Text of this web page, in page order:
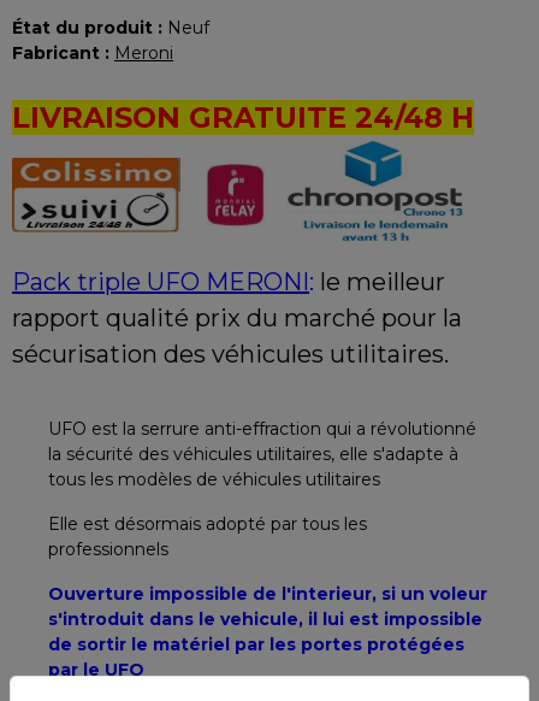
État du produit : Neuf
Fabricant : Meroni
LIVRAISON GRATUITE 24/48 H
Pack triple UFO MERONI: le meilleur
rapport qualité prix du marché pour la
sécurisation des véhicules utilitaires.
UFO est la serrure anti-effraction qui a révolutionné
la sécurité des véhicules utilitaires, elle s'adapte à
tous les modèles de véhicules utilitaires
Elle est désormais adopté par tous les
professionnels
Ouverture impossible de l'interieur, si un voleur
s'introduit dans le vehicule, il lui est impossible
de sortir le matériel par les portes protégées
par le UFO